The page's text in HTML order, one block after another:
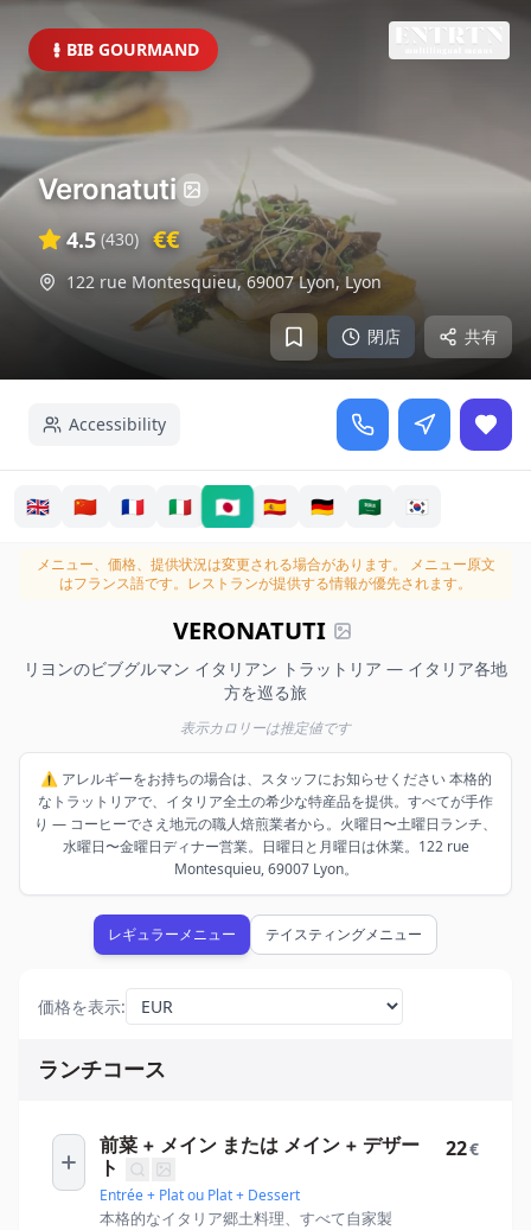
BIB GOURMAND
閉店 共有
Veronatuti
4.5 (430) €€
122 rue Montesquieu, 69007 Lyon,Lyon
Accessibility
🇬🇧 🇨🇳 🇫🇷 🇮🇹 🇯🇵 🇪🇸 🇩🇪 🇸🇦 🇰🇷
メニュー、価格、提供状況は変更される場合があります。
メニュー原文
はフランス語です。レストランが提供する情報が優先されます。
VERONATUTI
リヨンのビブグルマン イタリアン トラットリア — イタリア各地
方を巡る旅
表示カロリーは推定値です
⚠️ アレルギーをお持ちの場合は、スタッフにお知らせください 本格的
なトラットリアで、イタリア全土の希少な特産品を提供。すべてが手作
り — コーヒーでさえ地元の職人焙煎業者から。火曜日〜土曜日ランチ、
水曜日〜金曜日ディナー営業。日曜日と月曜日は休業。122 rue
Montesquieu, 69007 Lyon。
レギュラーメニュー テイスティングメニュー
価格を表示:
ランチコース
前菜 + メイン または メイン + デザー
ト
Entrée + Plat ou Plat + Dessert
本格的なイタリア郷土料理、すべて自家製
22€